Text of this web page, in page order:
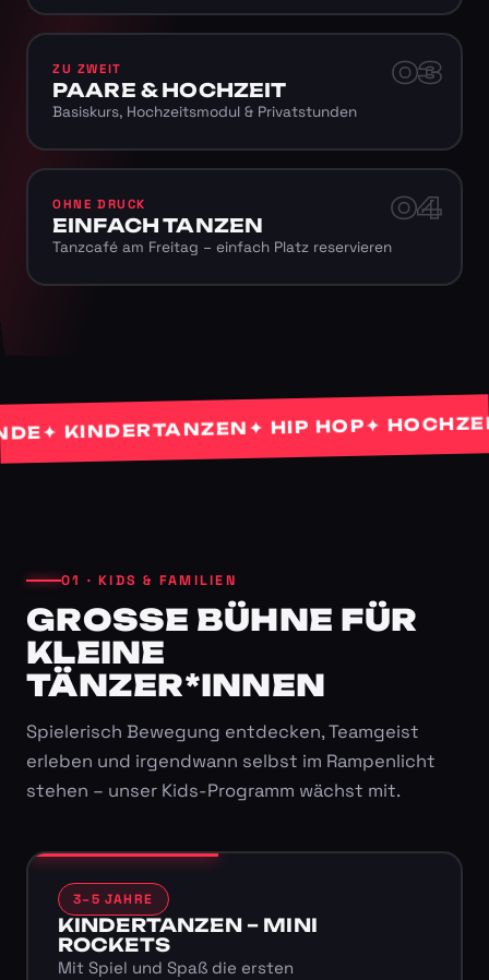
03
ZU ZWEIT
PAARE & HOCHZEIT
Basiskurs, Hochzeitsmodul & Privatstunden
04
OHNE DRUCK
EINFACH TANZEN
Tanzcafé am Freitag – einfach Platz reservieren
KINDERTANZEN✦ HIP HOP ✦
01 · KIDS & FAMILIEN
GROSSE BÜHNE FÜR K
LEINE T
ÄNZER*INNEN
Spielerisch Bewegung entdecken, Teamgeist
erleben und irgendwann selbst im Rampenlicht
stehen – unser Kids-Programm wächst mit.
3–5 JAHRE
KINDERTANZEN – MINI
ROCKETS
Mit Spiel und Spaß die ersten